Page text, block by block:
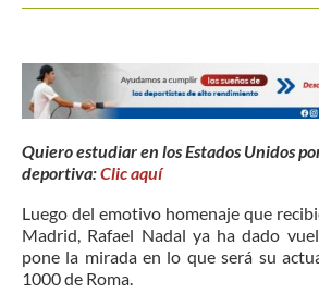
Quiero estudiar en los Estados Unidos
deportiva:Clic aquí
Luego del emotivo homenaje que
Madrid, Rafael Nadal ya ha dado
pone la mirada en lo que será su
1000 de Roma.